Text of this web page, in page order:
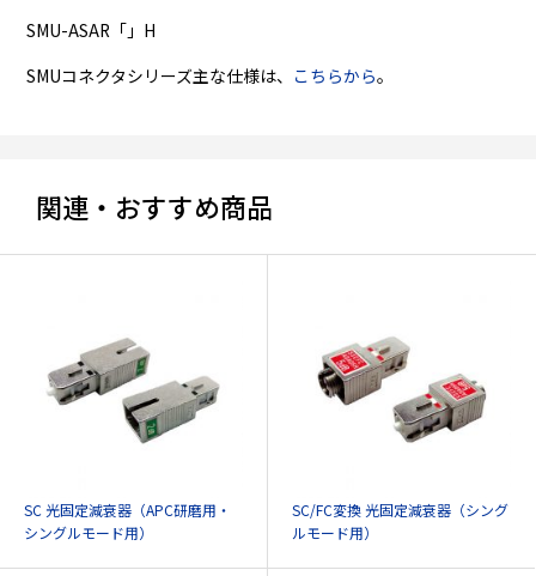
SMU-ASAR「」H
SMUコネクタシリーズ主な仕様は、 こちらから。
関連・おすすめ商品
SC 光固定減衰器（APC研磨用・
シングルモード用）
SC/FC変換 光固定減衰器（シング
ルモード用）